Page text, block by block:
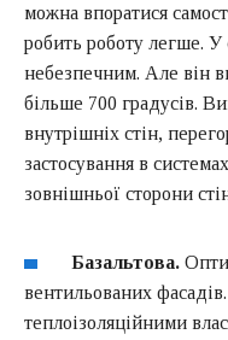
можна впоратися
робить роботу легше.
небезпечним. Але він
більше 700 градусів.
внутрішніх стін,
застосування в
зовнішньої сторони
Базальтова.
вентильованих
теплоізоляційними